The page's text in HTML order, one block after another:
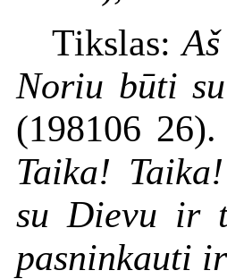
Tikslas:
Noriu būti
(198106
Taika!
su Dievu ir
pasninkauti